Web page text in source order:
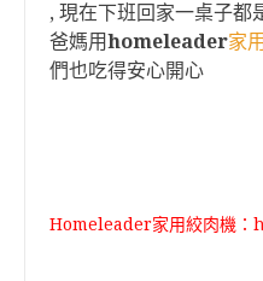
, 現在下班回家一桌子都
爸媽用homeleader家
們也吃得安心開心
Homeleader家用絞肉機：